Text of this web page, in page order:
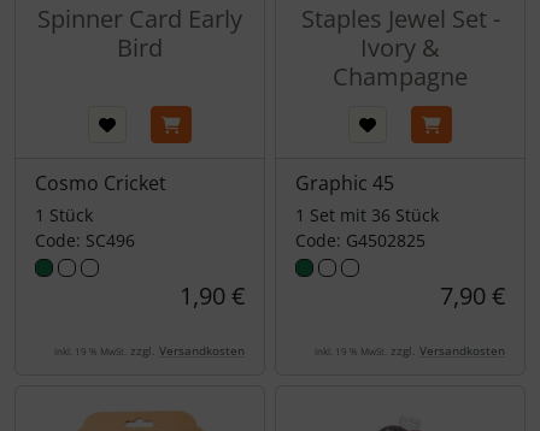
Spinner Card Early
Bird
Cosmo Cricket
1 Stück
Code: SC496
1,90 €
inkl. 19 % MwSt. zzgl. Versandkosten
Staples Jewel Set -
Ivory &
Champagne
Graphic 45
1 Set mit 36 Stück
Code: G4502825
7,90 €
inkl. 19 % MwSt. zzgl. Versandkosten